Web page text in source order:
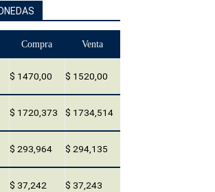
Compra Venta
$ 1470,00 $ 1520,00
$ 1720,373 $ 1734,514
$ 293,964 $ 294,135
$ 37,242 $ 37,243